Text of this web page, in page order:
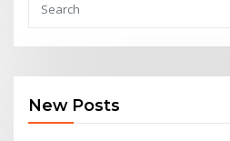
New Posts